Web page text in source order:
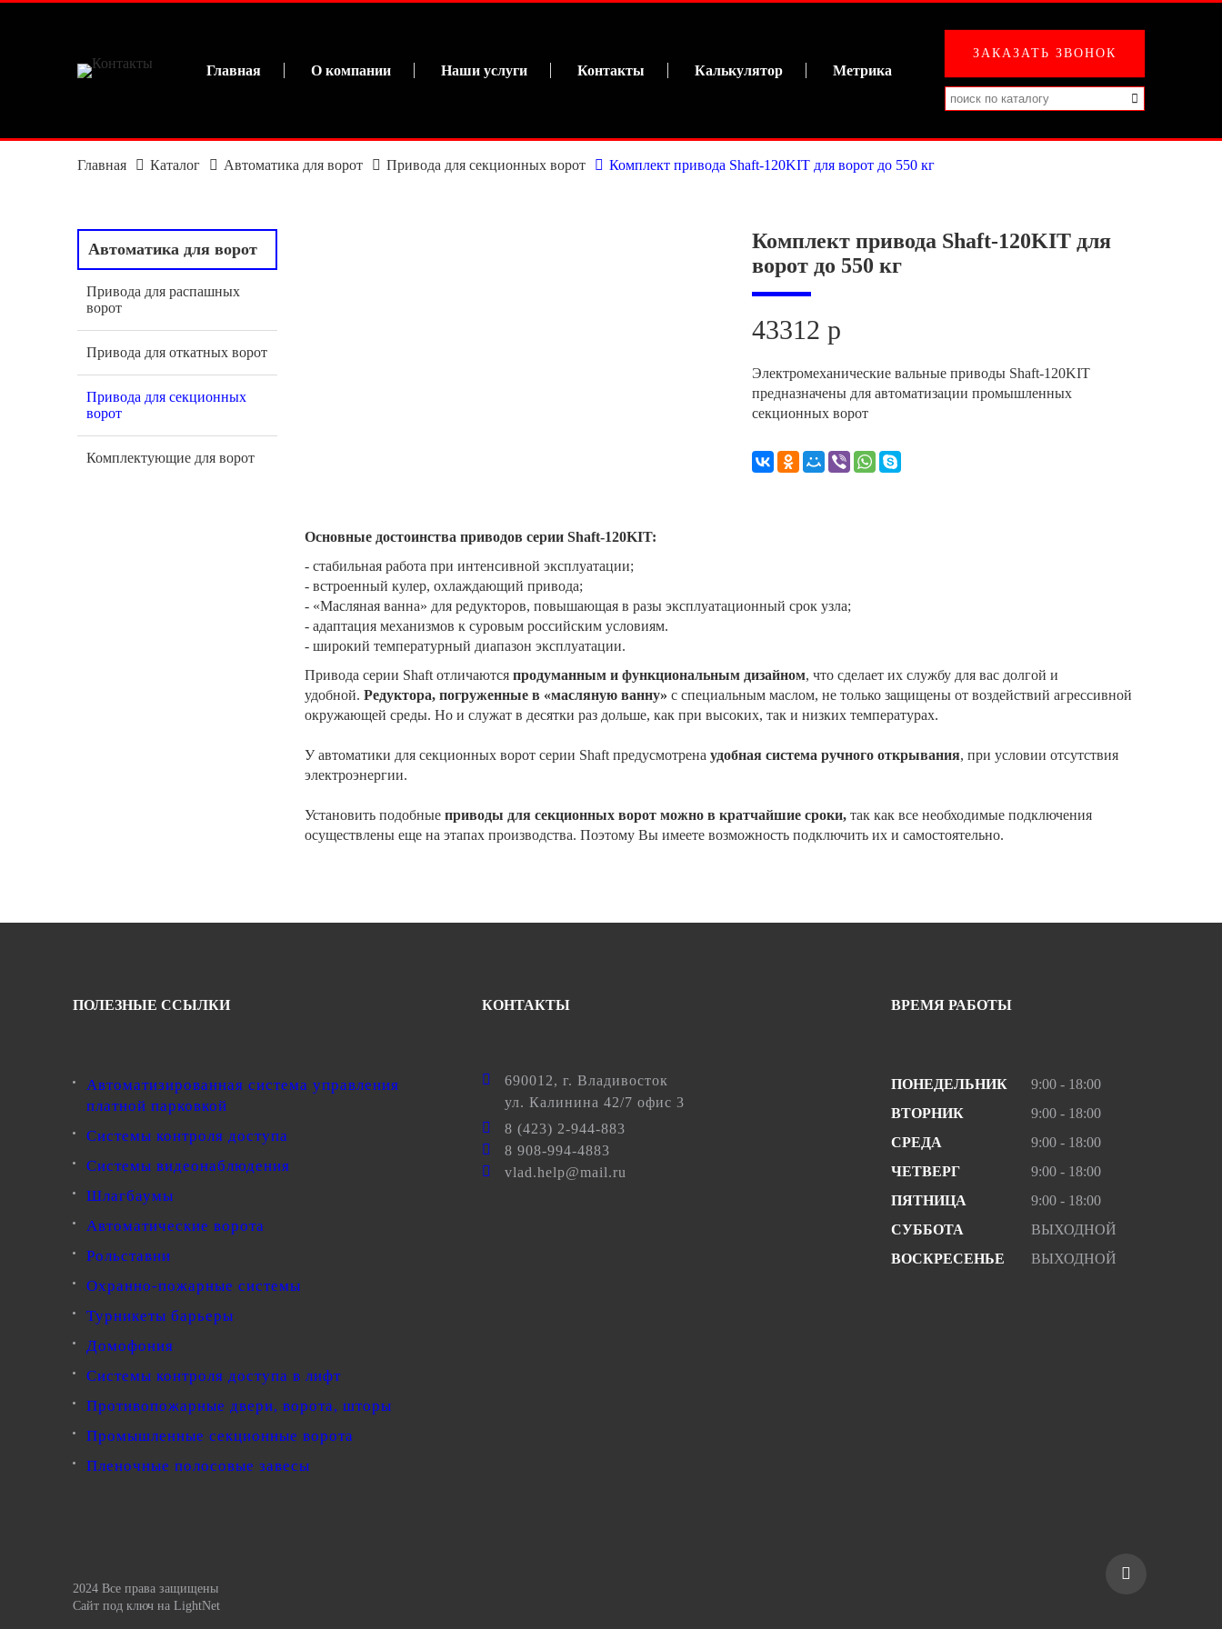
Главная О компании Наши услуги Контакты Калькулятор Метрика
ЗАКАЗАТЬ ЗВОНОК
Главная Каталог Автоматика для ворот Привода для секционных ворот Комплект привода Shaft-120KIT для ворот до 550 кг
Автоматика для ворот
Привода для распашных
ворот
Привода для откатных ворот
Привода для секционных
ворот
Комплектующие для ворот
Комплект привода Shaft-120KIT для
ворот до 550 кг
43312 р
Электромеханические вальные приводы Shaft-120KIT
предназначены для автоматизации промышленных
секционных ворот
Основные достоинства приводов серии Shaft-120KIT:
- стабильная работа при интенсивной эксплуатации;
- встроенный кулер, охлаждающий привода;
- «Масляная ванна» для редукторов, повышающая в разы эксплуатационный срок узла;
- адаптация механизмов к суровым российским условиям.
- широкий температурный диапазон эксплуатации.
Привода серии Shaft отличаются продуманным и функциональным дизайном, что сделает их службу для вас долгой и
удобной. Редуктора, погруженные в «масляную ванну» с специальным маслом, не только защищены от воздействий агрессивной
окружающей среды. Но и служат в десятки раз дольше, как при высоких, так и низких температурах.
У автоматики для секционных ворот серии Shaft предусмотрена удобная система ручного открывания, при условии отсутствия
электроэнергии.
Установить подобные приводы для секционных ворот можно в кратчайшие сроки, так как все необходимые подключения
осуществлены еще на этапах производства. Поэтому Вы имеете возможность подключить их и самостоятельно.
ПОЛЕЗНЫЕ ССЫЛКИ
Автоматизированная система управления
платной парковкой
Системы контроля доступа
Системы видеонаблюдения
Шлагбаумы
Автоматические ворота
Рольставни
Охранно-пожарные системы
Турникеты барьеры
Домофония
Системы контроля доступа в лифт
Противопожарные двери, ворота, шторы
Промышленные секционные ворота
Пленочные полосовые завесы
КОНТАКТЫ
690012, г. Владивосток
ул. Калинина 42/7 офис 3
8 (423) 2-944-883
8 908-994-4883
vlad.help@mail.ru
ВРЕМЯ РАБОТЫ
ПОНЕДЕЛЬНИК
9:00 - 18:00
ВТОРНИК
9:00 - 18:00
СРЕДА
9:00 - 18:00
ЧЕТВЕРГ
9:00 - 18:00
ПЯТНИЦА
9:00 - 18:00
СУББОТА
ВЫХОДНОЙ
ВОСКРЕСЕНЬЕ
ВЫХОДНОЙ
2024 Все права защищены
Сайт под ключ на LightNet